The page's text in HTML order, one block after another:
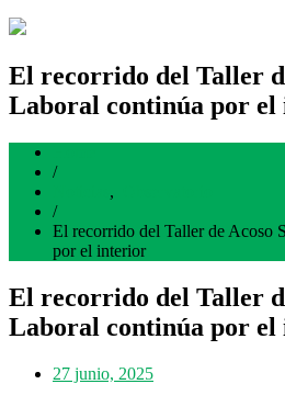
El recorrido del Taller
Laboral continúa por
/
,
/
El recorrido del Taller de Acoso
por el interior
El recorrido del Taller
Laboral continúa por
27 junio, 2025